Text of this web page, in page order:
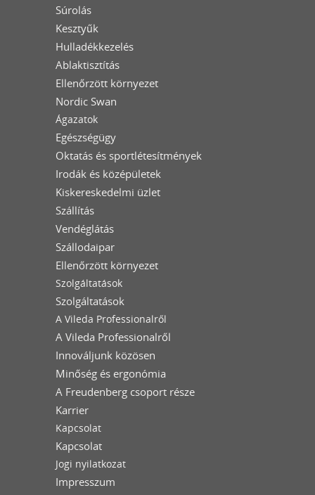
Súrolás
Kesztyűk
Hulladékkezelés
Ablaktisztítás
Ellenőrzött környezet
Nordic Swan
Ágazatok
Egészségügy
Oktatás és sportlétesítmények
Irodák és középületek
Kiskereskedelmi üzlet
Szállítás
Vendéglátás
Szállodaipar
Ellenőrzött környezet
Szolgáltatások
Szolgáltatások
A Vileda Professionalről
A Vileda Professionalről
Innováljunk közösen
Minőség és ergonómia
A Freudenberg csoport része
Karrier
Kapcsolat
Kapcsolat
Jogi nyilatkozat
Impresszum